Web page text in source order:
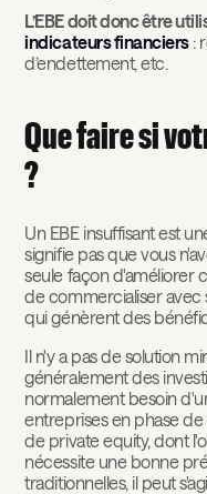
L’EBE doit donc être
indicateurs financiers:
d’endettement, etc.
Que faire si
?
Un EBE insuffisant est
signifie pas que vous
seule façon d'améliorer
de commercialiser avec
qui génèrent des
Il n'y a pas de solution
généralement des
normalement besoin
entreprises en phase
de private equity, dont
nécessite une bonne
traditionnelles, il peut